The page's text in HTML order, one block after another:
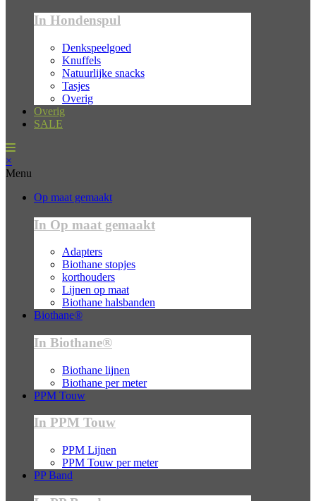
In Hondenspul
Denkspeelgoed
Knuffels
Natuurlijke snacks
Tasjes
Overig
Overig
SALE
×
Menu
Op maat gemaakt
In Op maat gemaakt
Adapters
Biothane stopjes
korthouders
Lijnen op maat
Biothane halsbanden
Biothane®
In Biothane®
Biothane lijnen
Biothane per meter
PPM Touw
In PPM Touw
PPM Lijnen
PPM Touw per meter
PP Band